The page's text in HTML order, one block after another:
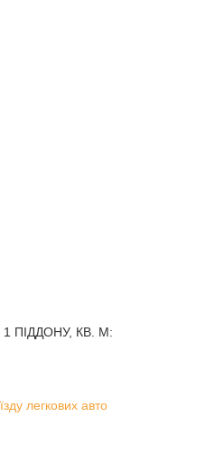
ПІДДОНУ, КВ. М:
легкових авто